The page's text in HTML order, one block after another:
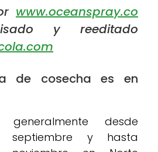
www.oceanspray.co
y reeditado
de cosecha es en
desde
septiembre y hasta